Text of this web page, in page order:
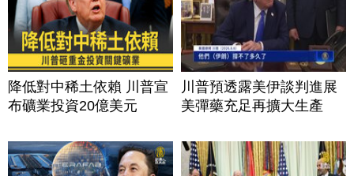
降低對中稀土依賴 川普宣
布礦業投資20億美元
川普預透露美伊談判進展
美彈藥充足再擴大生產